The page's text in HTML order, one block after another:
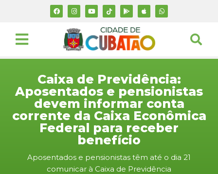
Caixa de Previdência:
Aposentados e pensionistas
devem informar conta
corrente da Caixa Econômica
Federal para receber
benefício
Aposentados e pensionistas têm até o dia 21
comunicar à Caixa de Previdência